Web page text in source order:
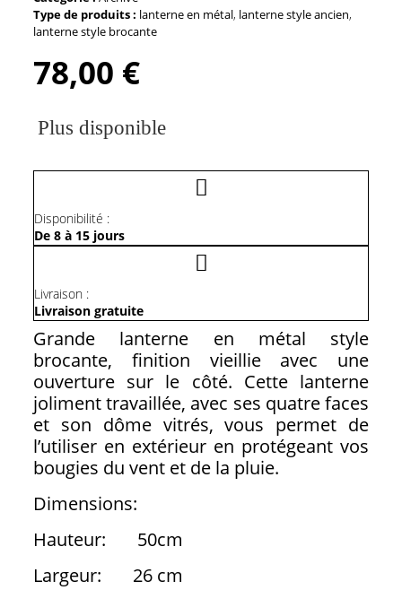
Type de produits : lanterne en métal, lanterne style ancien,
lanterne style brocante
78,00 €
Plus disponible
Disponibilité :
De 8 à 15 jours
Livraison :
Livraison gratuite
Grande lanterne en métal style
brocante, finition vieillie avec une
ouverture sur le côté. Cette lanterne
joliment travaillée, avec ses quatre faces
et son dôme vitrés, vous permet de
l’utiliser en extérieur en protégeant vos
bougies du vent et de la pluie.
Dimensions:
Hauteur: 50cm
Largeur: 26 cm